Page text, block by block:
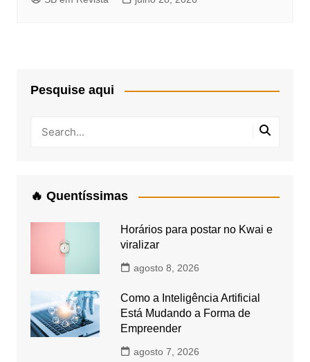
Pesquise aqui
🔥 Quentíssimas
Horários para postar no Kwai e
viralizar
agosto 8, 2026
Como a Inteligência Artificial
Está Mudando a Forma de
Empreender
agosto 7, 2026